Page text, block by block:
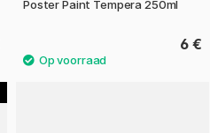
Poster Paint Tempera 250ml
6 €